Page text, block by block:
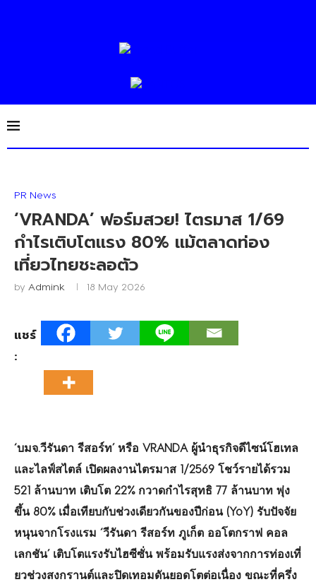
PR News
‘VRANDA’ ฟอร์มสวย! ไตรมาส 1/69
กำไรเติบโตแรง 80% แม้ตลาดท่อง
เที่ยวไทยชะลอตัว
by Admink 18 May 2026
แชร์
:
‘บมจ.วีรันดา รีสอร์ท’ หรือ VRANDA ผู้นำธุรกิจดีไซน์โฮเทล
และไลฟ์สไตล์ เปิดผลงานไตรมาส 1/2569 โชว์รายได้รวม
521 ล้านบาท เติบโต 22% กวาดกำไรสุทธิ 77 ล้านบาท พุ่ง
ขึ้น 80% เมื่อเทียบกับช่วงเดียวกันของปีก่อน (YoY) รับปัจจัย
หนุนจากโรงแรม ‘วีรันดา รีสอร์ท ภูเก็ต ออโตกราฟ คอล
เลกชัน’ เติบโตแรงรับไฮซีซั่น พร้อมรับแรงส่งจากการท่องเที่
ยวช่วงสงกรานต์และปิดเทอมดันยอดโตต่อเนื่อง ขณะที่ครึ่ง